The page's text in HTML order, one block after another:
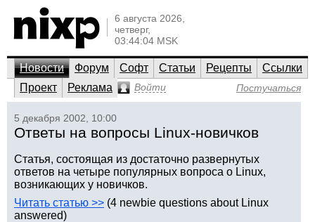
6 августа 2026,
четверг,
03:44:04 MSK
Новости Форум Софт Статьи Рецепты
Ссылки
Проект
Реклама Войти Постучаться
5 декабря 2002, 10:00
Ответы на вопросы Linux-новичков
Статья, состоящая из достаточно развернутых
ответов на четыре популярных вопроса о Linux,
возникающих у новичков.
Читать статью >> (4 newbie questions about Linux
answered)